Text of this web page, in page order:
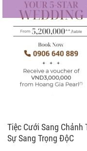
Tiệc Cưới Sang Chảnh
Sự Sang Trọng ĐộC